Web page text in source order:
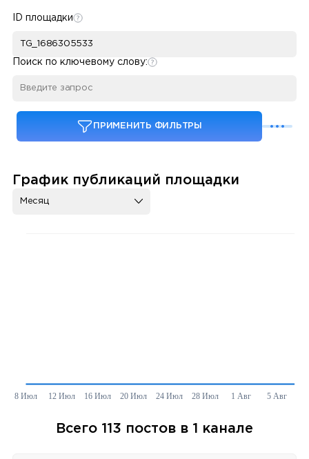
ID площадки
Поиск по ключевому слову:
ПРИМЕНИТЬ ФИЛЬТРЫ
График публикаций площадки
Месяц
Всего 113 постов в 1 канале